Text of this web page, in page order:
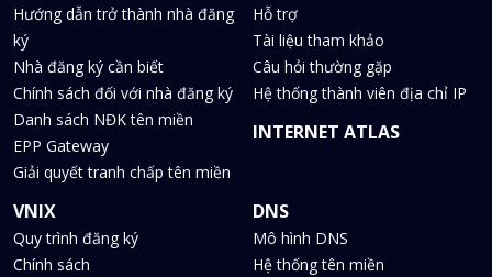
Hướng dẫn trở thành nhà đăng
ký
Nhà đăng ký cần biết
Chính sách đối với nhà đăng ký
Danh sách NĐK tên miền
EPP Gateway
Giải quyết tranh chấp tên miền
Hỗ trợ
Tài liệu tham khảo
Câu hỏi thường gặp
Hệ thống thành viên địa chỉ IP
INTERNET ATLAS
VNIX
Quy trình đăng ký
Chính sách
DNS
Mô hình DNS
Hệ thống tên miền